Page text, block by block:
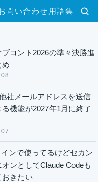
検索
問い合わせ 用語集
ブコント2026の準々決勝進
め
社メールアドレスを送信
機能が2027年1月に終了
ンで使ってるけどセカン
オンとしてClaude Codeも
きたい